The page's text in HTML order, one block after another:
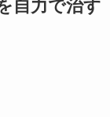
自力で治す